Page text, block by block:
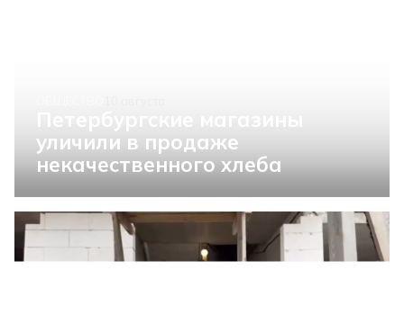
уличили в продаже
некачественного хлеба